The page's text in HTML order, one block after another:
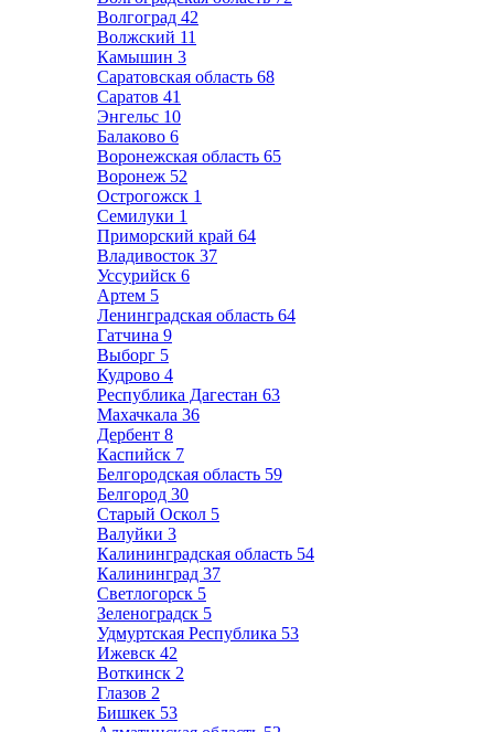
Волгоград 42
Волжский 11
Камышин 3
Саратовская область 68
Саратов 41
Энгельс 10
Балаково 6
Воронежская область 65
Воронеж 52
Острогожск 1
Семилуки 1
Приморский край 64
Владивосток 37
Уссурийск 6
Артем 5
Ленинградская область 64
Гатчина 9
Выборг 5
Кудрово 4
Республика Дагестан 63
Махачкала 36
Дербент 8
Каспийск 7
Белгородская область 59
Белгород 30
Старый Оскол 5
Валуйки 3
Калининградская область 54
Калининград 37
Светлогорск 5
Зеленоградск 5
Удмуртская Республика 53
Ижевск 42
Воткинск 2
Глазов 2
Бишкек 53